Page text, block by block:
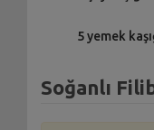
5 yemek
Soğanlı